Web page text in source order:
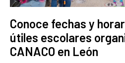
Conoce fechas y
útiles escolares
CANACO en León